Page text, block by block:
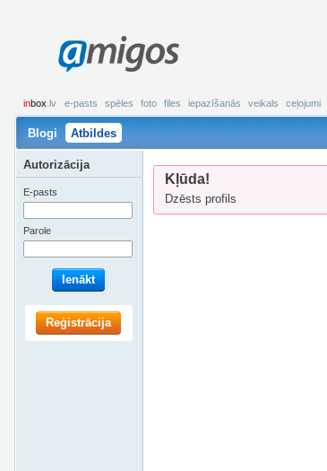
amigos
inbox .lv e-pasts spēles foto files iepazīšanās veikals ceļojumi
Blogi Atbildes
Kļūda!
Dzēsts profils
Autorizācija
E-pasts
Parole
Ienākt
Reģistrācija